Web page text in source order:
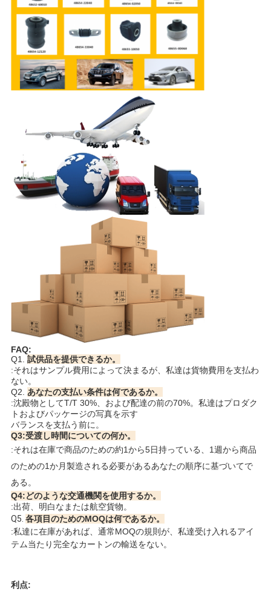
イ
シ
ー
FAQ:
Q1. 試供品を提供できるか。
:それはサンプル費用によって決まるが、私達は貨物費用を支払わ
ない。
Q2. あなたの支払い条件は何であるか。
:沈殿物としてT/T 30%、および配達の前の70%。私達はプロダク
トおよびパッケージの写真を示す
バランスを支払う前に。
Q3:受渡し時間についての何か。
:それは在庫で商品のための約1から5日持っている、1週から商品
のための1か月製造される必要があるあなたの順序に基づいてで
ある。
Q4:どのような交通機関を使用するか。
:出荷、明白なまたは航空貨物。
Q5. 各項目のためのMOQは何であるか。
:私達に在庫があれば、通常MOQの規則が、私達受け入れるアイ
テム当たり完全なカートンの輸送をない。
利点: